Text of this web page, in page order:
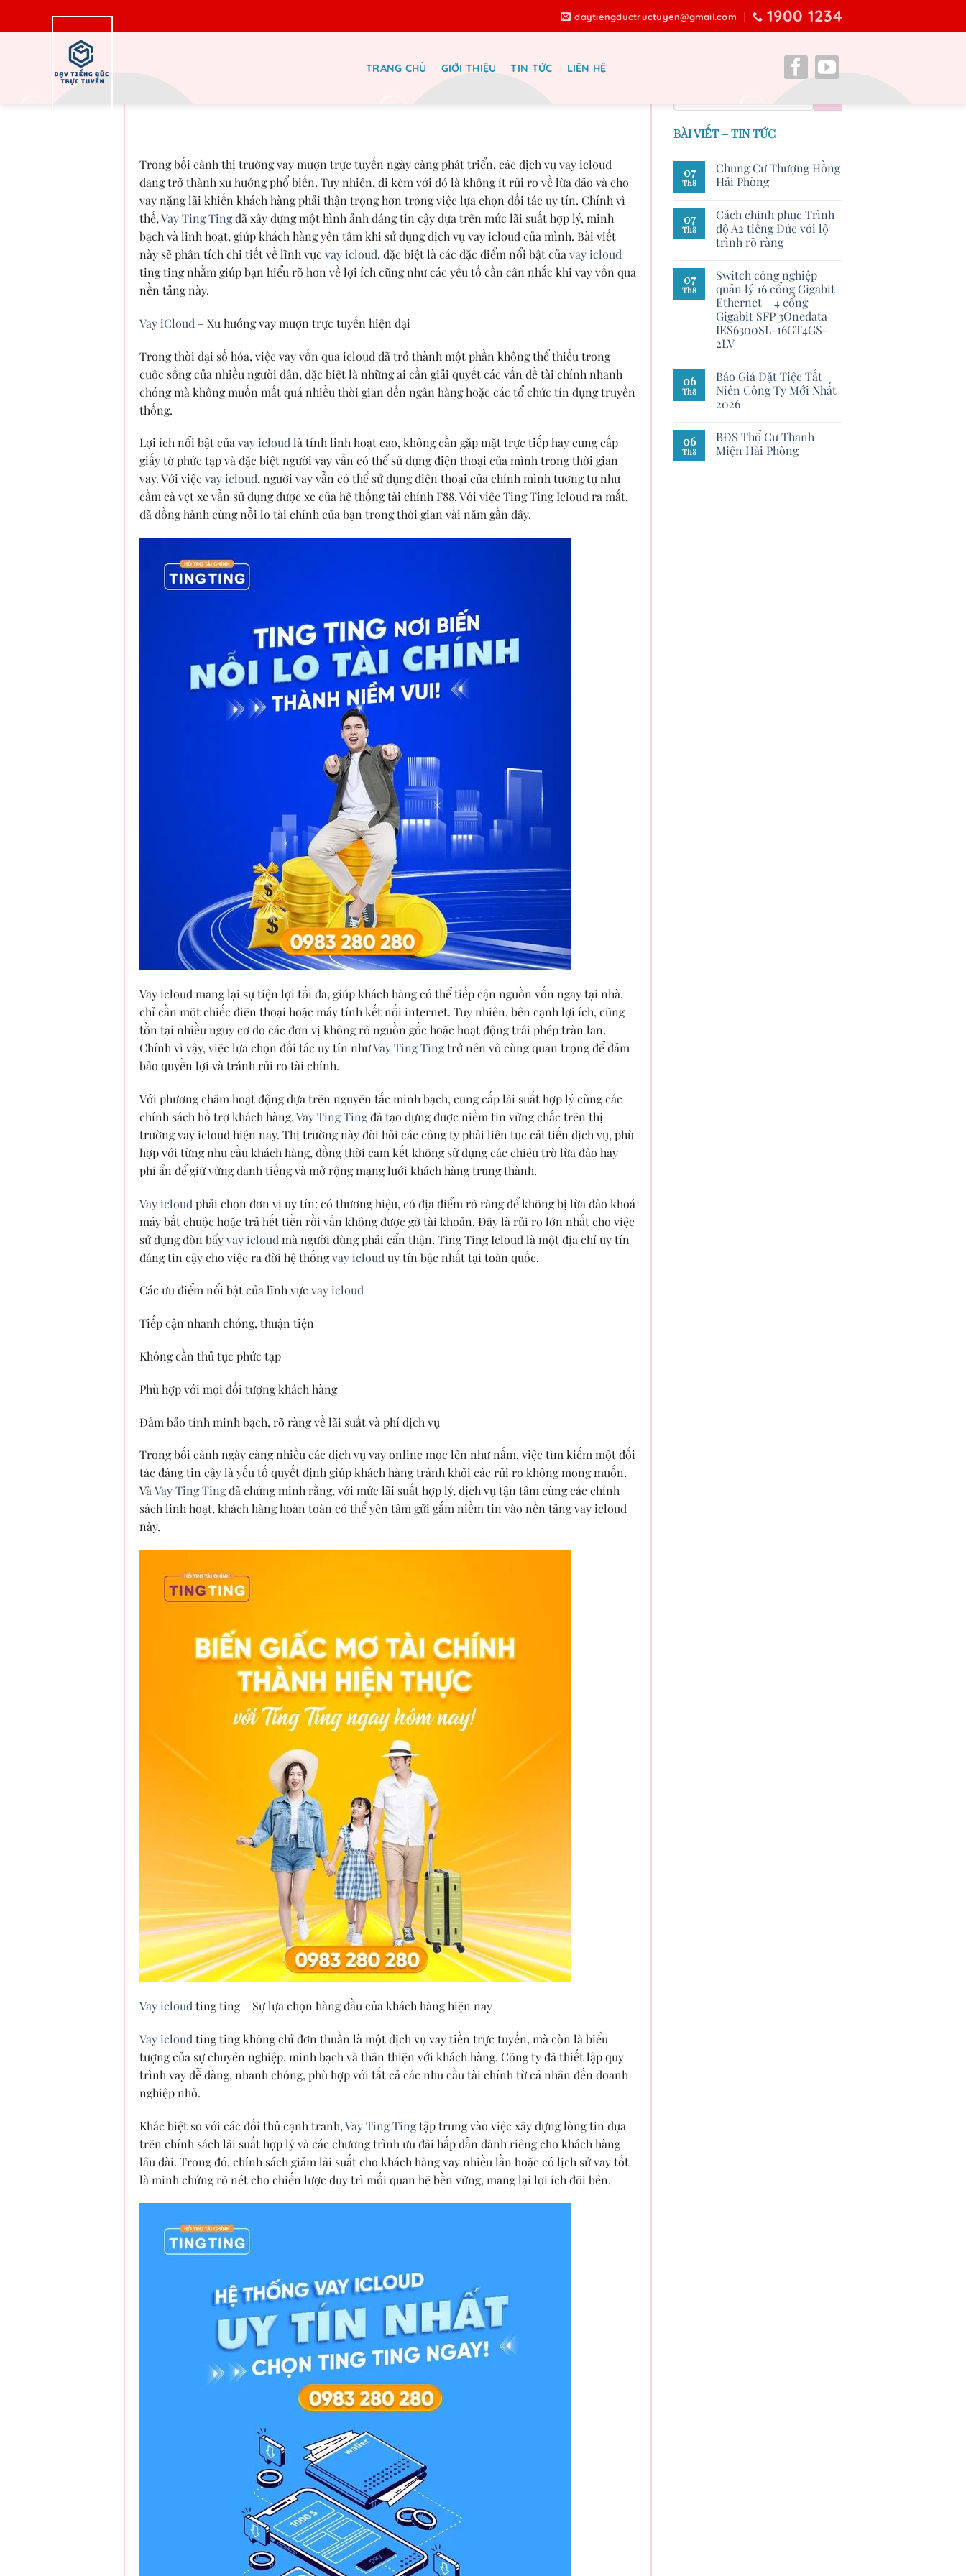
daytiengductructuyen@gmail.com 1900 1234
TRANG CHỦ GIỚI THIỆU TIN TỨC LIÊN HỆ
Trong bối cảnh thị trường vay mượn trực tuyến ngày càng phát triển, các dịch vụ vay icloud
đang trở thành xu hướng phổ biến. Tuy nhiên, đi kèm với đó là không ít rủi ro về lừa đảo và cho
vay nặng lãi khiến khách hàng phải thận trọng hơn trong việc lựa chọn đối tác uy tín. Chính vì
thế,Vay Ting Tingđã xây dựng một hình ảnh đáng tin cậy dựa trên mức lãi suất hợp lý, minh
bạch và linh hoạt, giúp khách hàng yên tâm khi sử dụng dịch vụ vay icloud của mình. Bài viết
này sẽ phân tích chi tiết về lĩnh vực vay icloud, đặc biệt là các đặc điểm nổi bật của vay icloud
ting ting nhằm giúp bạn hiểu rõ hơn về lợi ích cũng như các yếu tố cần cân nhắc khi vay vốn qua
nền tảng này.
Vay iCloud – Xu hướng vay mượn trực tuyến hiện đại
Trong thời đại số hóa, việc vay vốn qua icloud đã trở thành một phần không thể thiếu trong
cuộc sống của nhiều người dân, đặc biệt là những ai cần giải quyết các vấn đề tài chính nhanh
chóng mà không muốn mất quá nhiều thời gian đến ngân hàng hoặc các tổ chức tín dụng truyền
thống.
Lợi ích nổi bật củavay icloudlà tính linh hoạt cao, không cần gặp mặt trực tiếp hay cung cấp
giấy tờ phức tạp và đặc biệt người vay vẫn có thể sử dụng điện thoại của mình trong thời gian
vay. Với việc vay icloud, người vay vẫn có thể sử dụng điện thoại của chính mình tương tự như
cầm cà vẹt xe vẫn sử dụng được xe của hệ thống tài chính F88. Với việc Ting Ting Icloud ra mắt,
đã đồng hành cùng nỗi lo tài chính của bạn trong thời gian vài năm gần đây.
Vay icloud mang lại sự tiện lợi tối đa, giúp khách hàng có thể tiếp cận nguồn vốn ngay tại nhà,
chỉ cần một chiếc điện thoại hoặc máy tính kết nối internet. Tuy nhiên, bên cạnh lợi ích, cũng
tồn tại nhiều nguy cơ do các đơn vị không rõ nguồn gốc hoặc hoạt động trái phép tràn lan.
Chính vì vậy, việc lựa chọn đối tác uy tín nhưVay Ting Tingtrở nên vô cùng quan trọng để đảm
bảo quyền lợi và tránh rủi ro tài chính.
Với phương châm hoạt động dựa trên nguyên tắc minh bạch, cung cấp lãi suất hợp lý cùng các
chính sách hỗ trợ khách hàng,Vay Ting Tingđã tạo dựng được niềm tin vững chắc trên thị
trường vay icloud hiện nay. Thị trường này đòi hỏi các công ty phải liên tục cải tiến dịch vụ, phù
hợp với từng nhu cầu khách hàng, đồng thời cam kết không sử dụng các chiêu trò lừa đảo hay
phí ẩn để giữ vững danh tiếng và mở rộng mạng lưới khách hàng trung thành.
Vay icloud phải chọn đơn vị uy tín: có thương hiệu, có địa điểm rõ ràng để không bị lừa đảo khoá
máy bắt chuộc hoặc trả hết tiền rồi vẫn không được gỡ tài khoản. Đây là rủi ro lớn nhất cho việc
sử dụng đòn bẩyvay icloud mà người dùng phải cẩn thận. Ting Ting Icloud là một địa chỉ uy tín
đáng tin cậy cho việc ra đời hệ thốngvay icloud uy tín bậc nhất tại toàn quốc.
Các ưu điểm nổi bật của lĩnh vực vay icloud
Tiếp cận nhanh chóng, thuận tiện
Không cần thủ tục phức tạp
Phù hợp với mọi đối tượng khách hàng
Đảm bảo tính minh bạch, rõ ràng về lãi suất và phí dịch vụ
Trong bối cảnh ngày càng nhiều các dịch vụ vay online mọc lên như nấm, việc tìm kiếm một đối
tác đáng tin cậy là yếu tố quyết định giúp khách hàng tránh khỏi các rủi ro không mong muốn.
VàVay Ting Tingđã chứng minh rằng, với mức lãi suất hợp lý, dịch vụ tận tâm cùng các chính
sách linh hoạt, khách hàng hoàn toàn có thể yên tâm gửi gắm niềm tin vào nền tảng vay icloud
này.
Vay icloud ting ting – Sự lựa chọn hàng đầu của khách hàng hiện nay
Vay icloud ting ting không chỉ đơn thuần là một dịch vụ vay tiền trực tuyến, mà còn là biểu
tượng của sự chuyên nghiệp, minh bạch và thân thiện với khách hàng. Công ty đã thiết lập quy
trình vay dễ dàng, nhanh chóng, phù hợp với tất cả các nhu cầu tài chính từ cá nhân đến doanh
nghiệp nhỏ.
Khác biệt so với các đối thủ cạnh tranh,Vay Ting Tingtập trung vào việc xây dựng lòng tin dựa
trên chính sách lãi suất hợp lý và các chương trình ưu đãi hấp dẫn dành riêng cho khách hàng
lâu dài. Trong đó, chính sách giảm lãi suất cho khách hàng vay nhiều lần hoặc có lịch sử vay tốt
là minh chứng rõ nét cho chiến lược duy trì mối quan hệ bền vững, mang lại lợi ích đôi bên.
BÀI VIẾT – TIN TỨC
07
Th8
Chung Cư Thượng Hồng
Hải Phòng
07
Th8
Cách chinh phục Trình
độ A2 tiếng Đức với lộ
trình rõ ràng
07
Th8
Switch công nghiệp
quản lý 16 cổng Gigabit
Ethernet + 4 cổng
Gigabit SFP 3Onedata
IES6300SL-16GT4GS-
2LV
06
Th8
Báo Giá Đặt Tiệc Tất
Niên Công Ty Mới Nhất
2026
06
Th8
BĐS Thổ Cư Thanh
Miện Hải Phòng